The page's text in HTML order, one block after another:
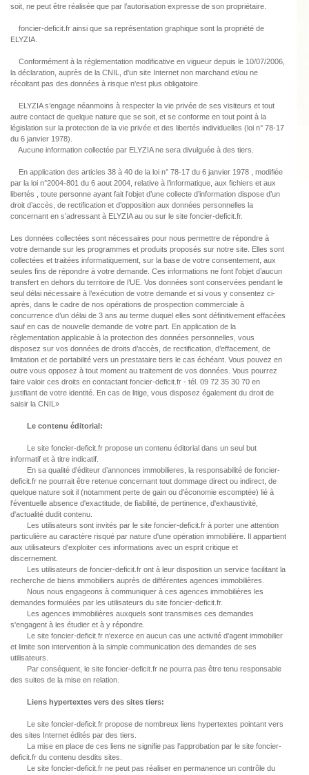
soit, ne peut être réalisée que par l’autorisation expresse de son propriétaire.
foncier-deficit.fr ainsi que sa représentation graphique sont la propriété de
ELYZIA.
Conformément à la réglementation modificative en vigueur depuis le 10/07/2006,
la déclaration, auprès de la CNIL, d'un site Internet non marchand et/ou ne
récoltant pas des données à risque n'est plus obligatoire.
ELYZIA s’engage néanmoins à respecter la vie privée de ses visiteurs et tout
autre contact de quelque nature que se soit, et se conforme en tout point à la
législation sur la protection de la vie privée et des libertés individuelles (loi n° 78-17
du 6 janvier 1978).
Aucune information collectée par ELYZIA ne sera divulguée à des tiers.
En application des articles 38 à 40 de la loi n° 78-17 du 6 janvier 1978 , modifiée
par la loi n°2004-801 du 6 aout 2004, relative à l’informatique, aux fichiers et aux
libertés , toute personne ayant fait l’objet d’une collecte d’information dispose d’un
droit d’accès, de rectification et d’opposition aux données personnelles la
concernant en s’adressant à ELYZIA au ou sur le site foncier-deficit.fr.
Les données collectées sont nécessaires pour nous permettre de répondre à
votre demande sur les programmes et produits proposés sur notre site. Elles sont
collectées et traitées informatiquement, sur la base de votre consentement, aux
seules fins de répondre à votre demande. Ces informations ne font l’objet d’aucun
transfert en dehors du territoire de l’UE. Vos données sont conservées pendant le
seul délai nécessaire à l’exécution de votre demande et si vous y consentez ci-
après, dans le cadre de nos opérations de prospection commerciale à
concurrence d’un délai de 3 ans au terme duquel elles sont définitivement effacées
sauf en cas de nouvelle demande de votre part. En application de la
règlementation applicable à la protection des données personnelles, vous
disposez sur vos données de droits d’accès, de rectification, d’effacement, de
limitation et de portabilité vers un prestataire tiers le cas échéant. Vous pouvez en
outre vous opposez à tout moment au traitement de vos données. Vous pourrez
faire valoir ces droits en contactant foncier-deficit.fr - tél. 09 72 35 30 70 en
justifiant de votre identité. En cas de litige, vous disposez également du droit de
saisir la CNIL»
Le contenu éditorial:
Le site foncier-deficit.fr propose un contenu éditorial dans un seul but
informatif et à titre indicatif.
En sa qualité d'éditeur d’annonces immobilieres, la responsabilité de foncier-
deficit.fr ne pourrait être retenue concernant tout dommage direct ou indirect, de
quelque nature soit il (notamment perte de gain ou d'économie escomptée) lié à
l'éventuelle absence d'exactitude, de fiabilité, de pertinence, d'exhaustivité,
d'actualité dudit contenu.
Les utilisateurs sont invités par le site foncier-deficit.fr à porter une attention
particulière au caractère risqué par nature d'une opération immobilière. Il appartient
aux utilisateurs d'exploiter ces informations avec un esprit critique et
discernement.
Les utilisateurs de foncier-deficit.fr ont à leur disposition un service facilitant la
recherche de biens immobiliers auprès de différentes agences immobilières.
Nous nous engageons à communiquer à ces agences immobilières les
demandes formulées par les utilisateurs du site foncier-deficit.fr.
Les agences immobilières auxquels sont transmises ces demandes
s'engagent à les étudier et à y répondre.
Le site foncier-deficit.fr n'exerce en aucun cas une activité d'agent immobilier
et limite son intervention à la simple communication des demandes de ses
utilisateurs.
Par conséquent, le site foncier-deficit.fr ne pourra pas être tenu responsable
des suites de la mise en relation.
Liens hypertextes vers des sites tiers:
Le site foncier-deficit.fr propose de nombreux liens hypertextes pointant vers
des sites Internet édités par des tiers.
La mise en place de ces liens ne signifie pas l'approbation par le site foncier-
deficit.fr du contenu desdits sites.
Le site foncier-deficit.fr ne peut pas réaliser en permanence un contrôle du